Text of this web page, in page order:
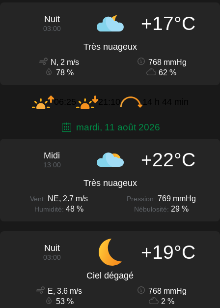
Nuit
03:00 +17°C
Très nuageux
N, 2 m/s
768 mmHg
78 %
62 %
06:25 21:10 14 h 44 min
mardi, 11 août 2026
Midi
13:00 +22°C
Très nuageux
Vent: NE, 2.7 m/s Pression: 769 mmHg
Humidité: 48 % Nébulosité: 29 %
Nuit
03:00 +19°C
Ciel dégagé
E, 3.6 m/s
768 mmHg
53 %
2 %